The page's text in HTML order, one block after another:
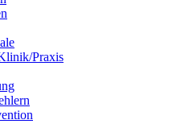
Praxis